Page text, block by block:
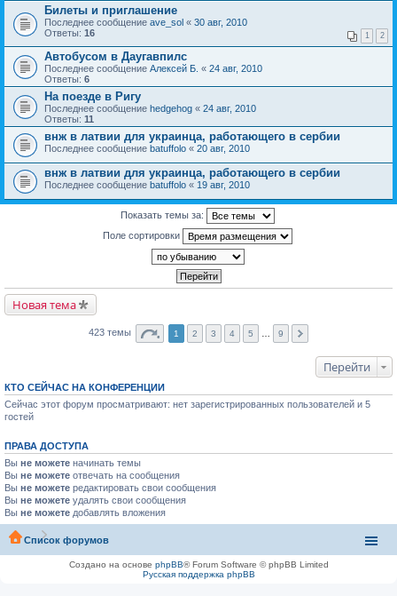
Билеты и приглашение
Последнее сообщение ave_sol « 30 авг, 2010
Ответы: 16 1 2
Автобусом в Даугавпилс
Последнее сообщение Алексей Б. « 24 авг, 2010
Ответы: 6
На поезде в Ригу
Последнее сообщение hedgehog « 24 авг, 2010
Ответы: 11
внж в латвии для украинца, работающего в сербии
Последнее сообщение batuffolo « 20 авг, 2010
внж в латвии для украинца, работающего в сербии
Последнее сообщение batuffolo « 19 авг, 2010
Показать темы за:
Поле сортировки
Новая тема
423 темы 1 2 3 4 5 … 9
Перейти
КТО СЕЙЧАС НА КОНФЕРЕНЦИИ
Сейчас этот форум просматривают: нет зарегистрированных пользователей и 5
гостей
ПРАВА ДОСТУПА
Вы не можете начинать темы
Вы не можете отвечать на сообщения
Вы не можете редактировать свои сообщения
Вы не можете удалять свои сообщения
Вы не можете добавлять вложения
Список форумов
Создано на основе phpBB® Forum Software © phpBB Limited
Русская поддержка phpBB